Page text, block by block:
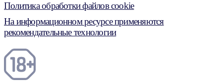
Политика обработки файлов cookie
На информационном ресурсе применяются
рекомендательные технологии